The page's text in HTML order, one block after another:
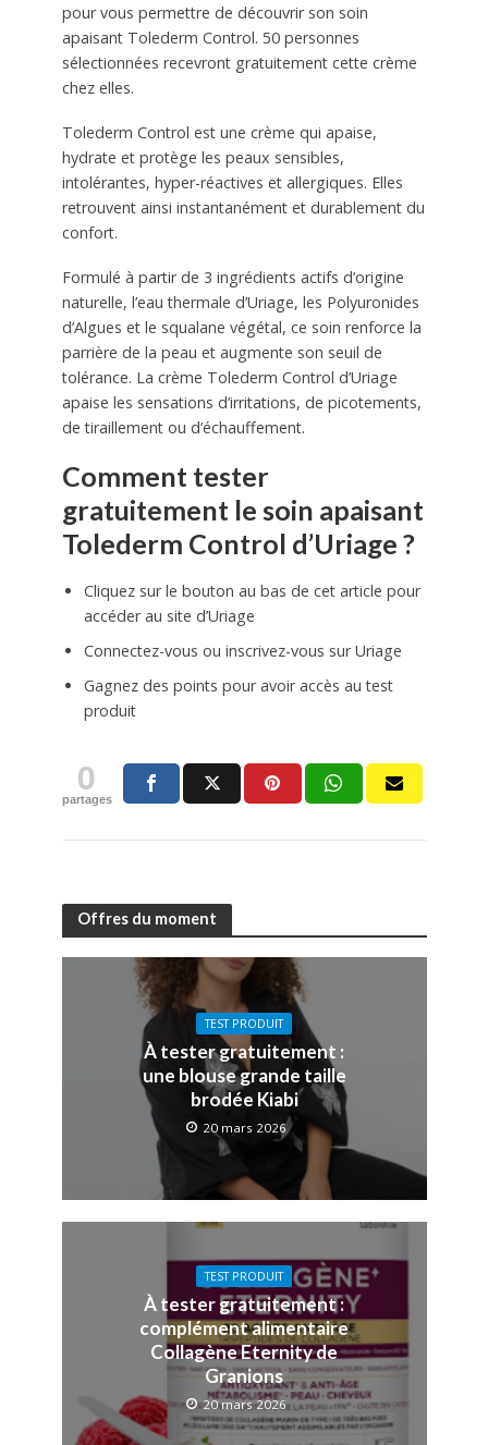
pour vous permettre de découvrir son soin
apaisant Tolederm Control. 50 personnes
sélectionnées recevront gratuitement cette crème
chez elles.
Tolederm Control est une crème qui apaise,
hydrate et protège les peaux sensibles,
intolérantes, hyper-réactives et allergiques. Elles
retrouvent ainsi instantanément et durablement du
confort.
Formulé à partir de 3 ingrédients actifs d’origine
naturelle, l’eau thermale d’Uriage, les Polyuronides
d’Algues et le squalane végétal, ce soin renforce la
parrière de la peau et augmente son seuil de
tolérance. La crème Tolederm Control d’Uriage
apaise les sensations d’irritations, de picotements,
de tiraillement ou d’échauffement.
Comment tester
gratuitement le soin apaisant
Tolederm Control d’Uriage ?
Cliquez sur le bouton au bas de cet article pour
accéder au site d’Uriage
Connectez-vous ou inscrivez-vous sur Uriage
Gagnez des points pour avoir accès au test
produit
0
partages
Offres du moment
TEST PRODUIT
À tester gratuitement :
une blouse grande taille
brodée Kiabi
20 mars 2026
TEST PRODUIT
À tester gratuitement :
complément alimentaire
Collagène Eternity de
Granions
20 mars 2026